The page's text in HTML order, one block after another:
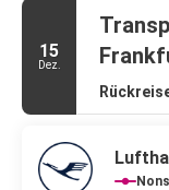
15
Dez.